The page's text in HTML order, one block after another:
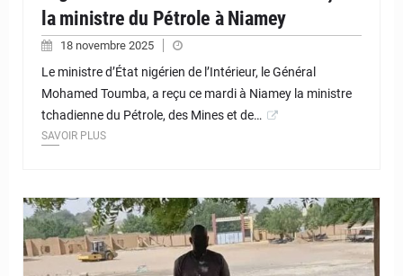
la ministre du Pétrole à Niamey
18 novembre 2025
Le ministre d’État nigérien de l’Intérieur, le Général
Mohamed Toumba, a reçu ce mardi à Niamey la ministre
tchadienne du Pétrole, des Mines et de…
SAVOIR PLUS